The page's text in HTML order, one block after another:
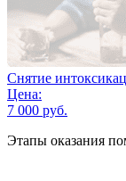
Снятие
Цена:
7 000 руб.
Этапы оказания